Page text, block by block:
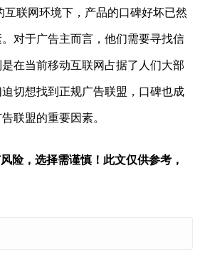
互联网环境下，产品的口碑好坏已然
对于广告主而言，他们需要寻找信
在当前移动互联网占据了人们大部
切想找到正规广告联盟，口碑也成
联盟的重要因素。
险，选择需谨慎！此文仅供参考，